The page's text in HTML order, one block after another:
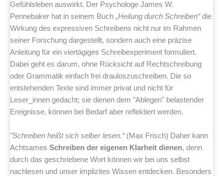
Gefühlsleben auswirkt. Der Psychologe James W.
Pennebaker hat in seinem Buch „Heilung durch Schreiben“die
Wirkung des expressiven Schreibens nicht nur im Rahmen
seiner Forschung dargestellt, sondern auch eine präzise
Anleitung für ein viertägiges Schreibexperiment formuliert.
Dabei geht es darum, ohne Rücksicht auf Rechtschreibung
oder Grammatik einfach frei drauloszuschreiben. Die so
entstehenden Texte sind immer privat und nicht für
Leser_innen gedacht; sie dienen dem "Ablegen" belastender
Ereignisse, können bei Bedarf aber reflektiert werden.
"Schreiben heißt sich selber lesen.“(Max Frisch) Daher kann
Achtsames Schreiben der eigenen Klarheit dienen, denn
durch das geschriebene Wort können wir bei uns selbst
nachlesen und unser implizites Wissen entdecken. Besonders